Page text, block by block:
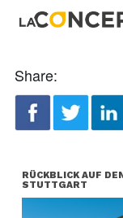
Share:
RÜCKBLICK AUF
STUTTGART